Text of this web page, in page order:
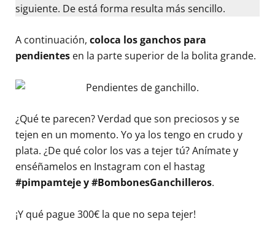
siguiente. De está forma resulta más sencillo.
A continuación, coloca los ganchos para
pendientesen la parte superior de la bolita grande.
¿Qué te parecen? Verdad que son preciosos y se
tejen en un momento. Yo ya los tengo en crudo y
plata. ¿De qué color los vas a tejer tú? Anímate y
enséñamelos en Instagram con el hastag
#pimpamteje y#BombonesGanchilleros.
¡Y qué pague 300€ la que no sepa tejer!